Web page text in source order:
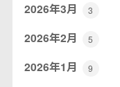
2026年3月 3
2026年2月 5
2026年1月 9